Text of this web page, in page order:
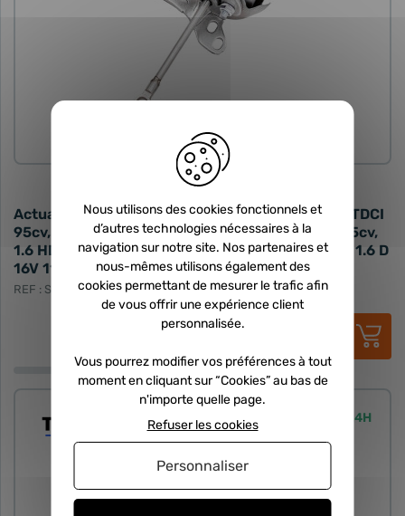
PIÈCE DÉTACHÉE
Actuateur neuf - 1.6 HDI 112cv, 115cv, 114cv, 1.6 TDCI
95cv, 115cv, 1.6 TDCI 16V 115cv, 16 MZ-CD 16V 115cv,
1.6 HDI 16V 115cv, 112cv, 114cv, 1.6 TD 16V 115cv, 1.6 D
16V 115cv, 1.6 D 115cv, 1.6 TDI 115cv
REF : STL-SDD-016-ACT806291
Expédié sous 24H
Nous utilisons des cookies fonctionnels et
d’autres technologies nécessaires à la
navigation sur notre site. Nos partenaires et
nous-mêmes utilisons également des
cookies permettant de mesurer le trafic afin
de vous offrir une expérience client
personnalisée.
Vous pourrez modifier vos préférences à tout
moment en cliquant sur “Cookies” au bas de
n'importe quelle page.
Refuser les cookies
Personnaliser